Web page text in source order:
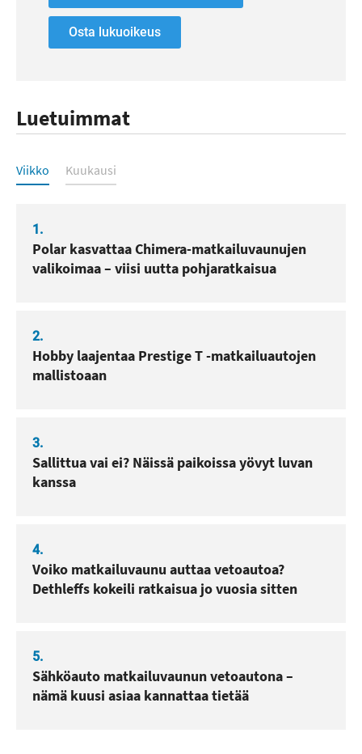
Osta lukuoikeus
Luetuimmat
Luetuimmat
Viikko Kuukausi
1.
Polar kasvattaa Chimera-matkailuvaunujen
valikoimaa – viisi uutta pohjaratkaisua
2.
Hobby laajentaa Prestige T -matkailuautojen
mallistoaan
3.
Sallittua vai ei? Näissä paikoissa yövyt luvan
kanssa
4.
Voiko matkailuvaunu auttaa vetoautoa?
Dethleffs kokeili ratkaisua jo vuosia sitten
5.
Sähköauto matkailuvaunun vetoautona –
nämä kuusi asiaa kannattaa tietää